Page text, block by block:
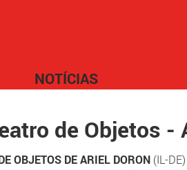
NOTÍCIAS
de Objetos -
OBJETOS DE ARIEL DORON (IL-DE)